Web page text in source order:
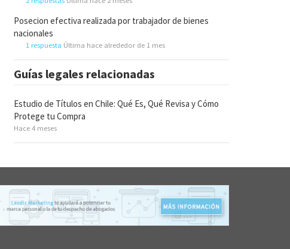
Posecion efectiva realizada por trabajador de bienes
nacionales
1 respuesta Última hace alrededor de 1 mes
Guías legales relacionadas
Estudio de Títulos en Chile: Qué Es, Qué Revisa y Cómo
Protege tu Compra
Hace 4 meses